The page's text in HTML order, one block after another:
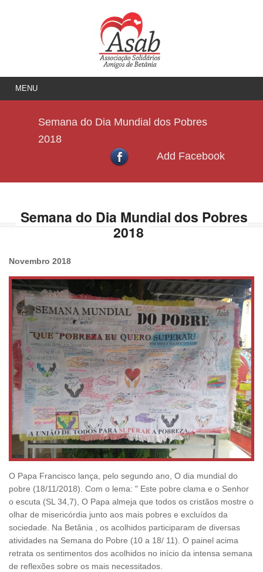
MENU
Semana do Dia Mundial dos Pobres
2018
Add Facebook
Semana do Dia Mundial dos Pobres
2018
Novembro 2018
O Papa Francisco lança, pelo segundo ano, O dia mundial do
pobre (18/11/2018). Com o lema: " Este pobre clama e o Senhor
o escuta (SL 34,7), O Papa almeja que todos os cristãos mostre o
olhar de misericórdia junto aos mais pobres e excluídos da
sociedade. Na Betânia , os acolhidos participaram de diversas
atividades na Semana do Pobre (10 a 18/ 11). O painel acima
retrata os sentimentos dos acolhidos no início da intensa semana
de reflexões sobre os mais necessitados.